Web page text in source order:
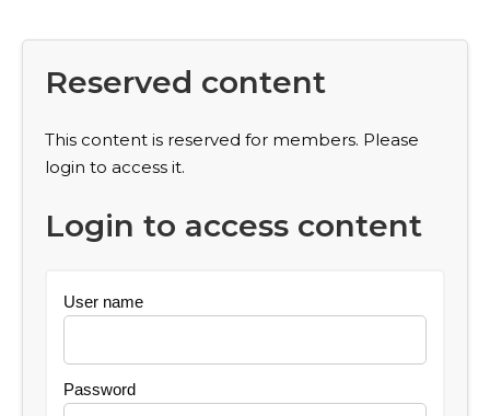
Reserved content
This content is reserved for members. Please
login to access it.
Login to access content
User name
Password